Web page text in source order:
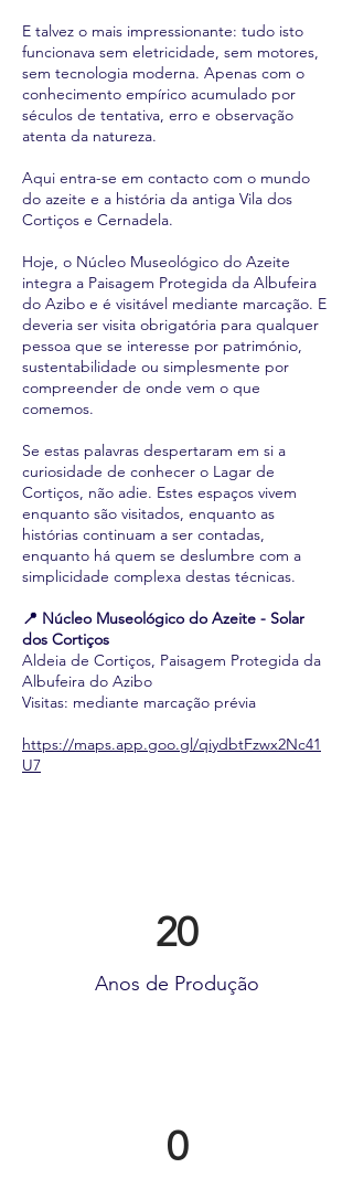
E talvez o mais impressionante: tudo isto
funcionava sem eletricidade, sem motores,
sem tecnologia moderna. Apenas com o
conhecimento empírico acumulado por
séculos de tentativa, erro e observação
atenta da natureza.
Aqui entra-se em contacto com o mundo
do azeite e a história da antiga Vila dos
Cortiços e Cernadela.
Hoje, o Núcleo Museológico do Azeite
integra a Paisagem Protegida da Albufeira
do Azibo e é visitável mediante marcação. E
deveria ser visita obrigatória para qualquer
pessoa que se interesse por património,
sustentabilidade ou simplesmente por
compreender de onde vem o que
comemos.
Se estas palavras despertaram em si a
curiosidade de conhecer o Lagar de
Cortiços, não adie. Estes espaços vivem
enquanto são visitados, enquanto as
histórias continuam a ser contadas,
enquanto há quem se deslumbre com a
simplicidade complexa destas técnicas.
📍 Núcleo Museológico do Azeite - Solar
dos Cortiços
Aldeia de Cortiços, Paisagem Protegida da
Albufeira do Azibo
Visitas: mediante marcação prévia
https://maps.app.goo.gl/qiydbtFzwx2Nc41
U7
20
Anos de Produção
0